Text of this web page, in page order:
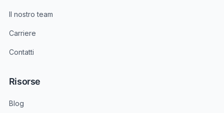
Il nostro team
Carriere
Contatti
Risorse
Blog